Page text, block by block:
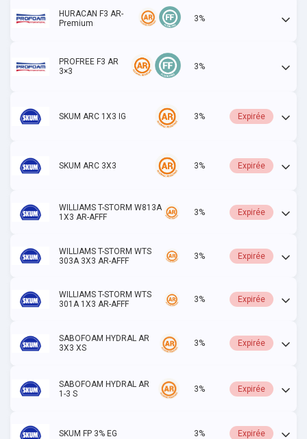
HURACAN F3 AR-
Premium
3%
PROFREE F3 AR
3×3
3%
SKUM ARC 1X3 IG 3% Expirée
SKUM ARC 3X3 3% Expirée
WILLIAMS T-STORM W813A
1X3 AR-AFFF
3% Expirée
WILLIAMS T-STORM WTS
303A 3X3 AR-AFFF
3% Expirée
WILLIAMS T-STORM WTS
301A 1X3 AR-AFFF
3% Expirée
SABOFOAM HYDRAL AR
3X3 XS
3% Expirée
SABOFOAM HYDRAL AR
1-3 S
3% Expirée
SKUM FP 3% EG 3% Expirée